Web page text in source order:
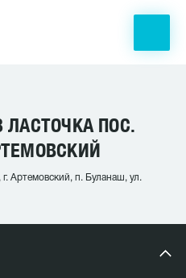
ПОС.
Артемовский, п. Буланаш, ул.